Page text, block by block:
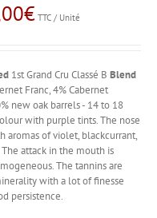
€ TTC / Unité
1st Grand Cru Classé BBlend
Franc, 4% Cabernet
new oak barrels - 14 to 18
with purple tints. The nose
aromas of violet, blackcurrant,
attack in the mouth is
The tannins are
with a lot of finesse
persistence.